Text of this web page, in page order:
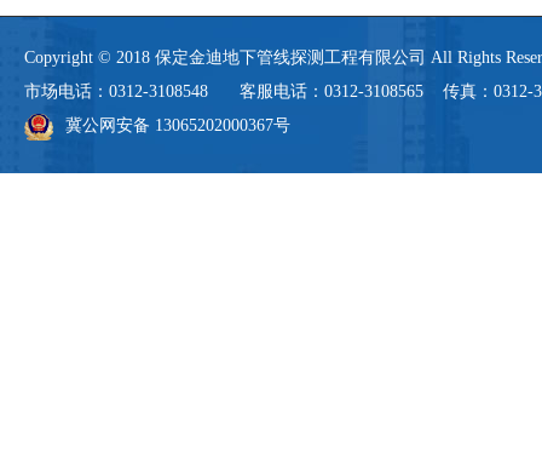
Copyright © 2018 保定金迪地下管线探测工程有限公司 All Rights
市场电话：0312-3108548 客服电话：0312-3108565 传真：
冀公网安备 13065202000367号